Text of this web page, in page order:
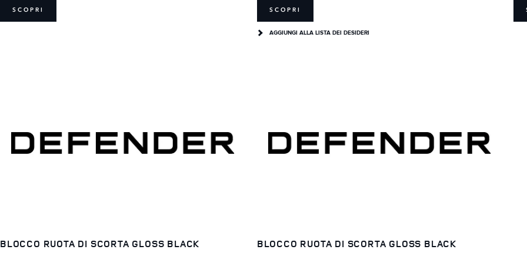
SCOPRI SCOPRI
AGGIUNGI ALLA LISTA DEI DESIDERI
BLOCCO RUOTA DI SCORTA GLOSS BLACK BLOCCO RUOTA DI SCORTA GLOSS BLACK